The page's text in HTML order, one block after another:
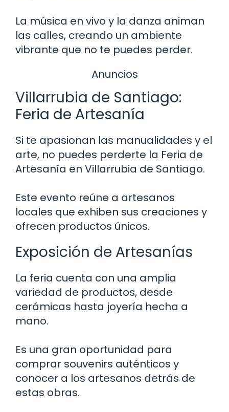
La música en vivo y la danza animan
las calles, creando un ambiente
vibrante que no te puedes perder.
Anuncios
Villarrubia de Santiago:
Feria de Artesanía
Si te apasionan las manualidades y el
arte, no puedes perderte la Feria de
Artesanía en Villarrubia de Santiago.
Este evento reúne a artesanos
locales que exhiben sus creaciones y
ofrecen productos únicos.
Exposición de Artesanías
La feria cuenta con una amplia
variedad de productos, desde
cerámicas hasta joyería hecha a
mano.
Es una gran oportunidad para
comprar souvenirs auténticos y
conocer a los artesanos detrás de
estas obras.